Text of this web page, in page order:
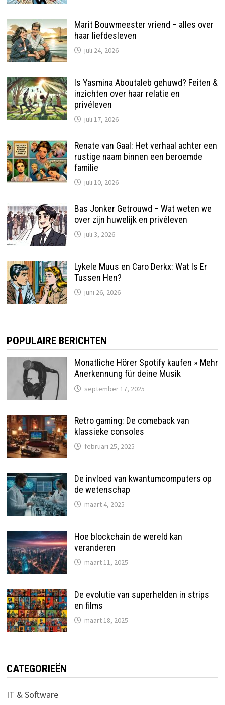
Marit Bouwmeester vriend – alles over
haar liefdesleven
juli 24, 2026
Is Yasmina Aboutaleb gehuwd? Feiten &
inzichten over haar relatie en
privéleven
juli 17, 2026
Renate van Gaal: Het verhaal achter een
rustige naam binnen een beroemde
familie
juli 10, 2026
Bas Jonker Getrouwd – Wat weten we
over zijn huwelijk en privéleven
juli 3, 2026
Lykele Muus en Caro Derkx: Wat Is Er
Tussen Hen?
juni 26, 2026
POPULAIRE BERICHTEN
Monatliche Hörer Spotify kaufen » Mehr
Anerkennung für deine Musik
september 17, 2025
Retro gaming: De comeback van
klassieke consoles
februari 25, 2025
De invloed van kwantumcomputers op
de wetenschap
maart 4, 2025
Hoe blockchain de wereld kan
veranderen
maart 11, 2025
De evolutie van superhelden in strips
en films
maart 18, 2025
CATEGORIEËN
IT & Software